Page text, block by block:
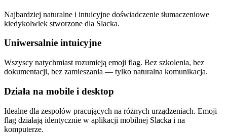
Najbardziej naturalne i intuicyjne doświadczenie tłumaczeniowe
kiedykolwiek stworzone dla Slacka.
Uniwersalnie intuicyjne
Wszyscy natychmiast rozumieją emoji flag. Bez szkolenia, bez
dokumentacji, bez zamieszania — tylko naturalna komunikacja.
Działa na mobile i desktop
Idealne dla zespołów pracujących na różnych urządzeniach. Emoji
flag działają identycznie w aplikacji mobilnej Slacka i na
komputerze.